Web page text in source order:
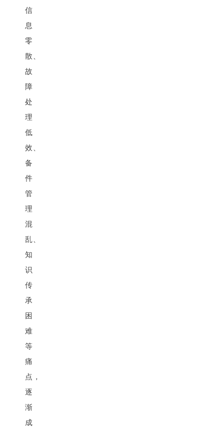
信
息
零
散、
故
障
处
理
低
效、
备
件
管
理
混
乱、
知
识
传
承
困
难
等
痛
点，
逐
渐
成